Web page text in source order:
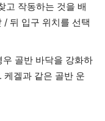
고 작동하는 것을 배
/ 뒤 입구 위치를 선택
우 골반 바닥을 강화하
케겔과 같은 골반 운